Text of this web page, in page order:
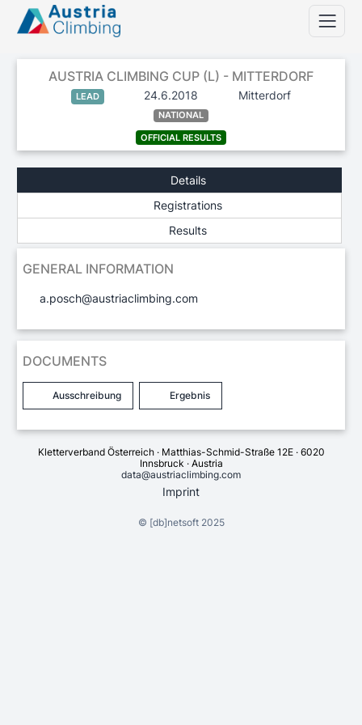
AUSTRIA CLIMBING CUP (L) - MITTERDORF
LEAD 24.6.2018 Mitterdorf
NATIONAL
OFFICIAL RESULTS
Details
Registrations
Results
GENERAL INFORMATION
a.posch@austriaclimbing.com
DOCUMENTS
Ausschreibung Ergebnis
Kletterverband Österreich · Matthias-Schmid-Straße 12E · 6020
Innsbruck · Austria
data@austriaclimbing.com
Imprint
© [db]netsoft2025